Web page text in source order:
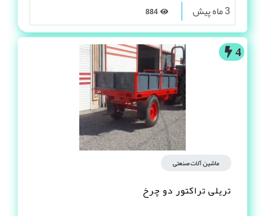
3 ماه پیش
4
ماشین آلات صنعتی
تریلی تراکتور دو چرخ